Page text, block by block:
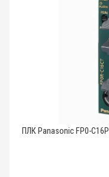
ПЛК Panasonic FP0-C16P